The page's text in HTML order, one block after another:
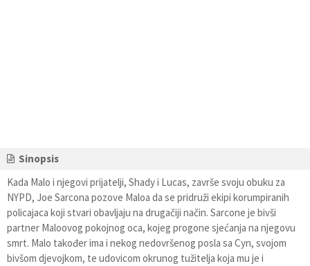
Sinopsis
Kada Malo i njegovi prijatelji, Shady i Lucas, završe svoju obuku za
NYPD, Joe Sarcona pozove Maloa da se pridruži ekipi korumpiranih
policajaca koji stvari obavljaju na drugačiji način. Sarcone je bivši
partner Maloovog pokojnog oca, kojeg progone sjećanja na njegovu
smrt. Malo također ima i nekog nedovršenog posla sa Cyn, svojom
bivšom djevojkom, te udovicom okrunog tužitelja koja mu je i